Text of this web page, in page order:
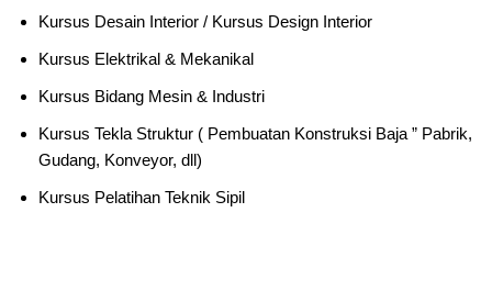
Kursus Desain Interior / Kursus Design Interior
Kursus Elektrikal & Mekanikal
Kursus Bidang Mesin & Industri
Kursus Tekla Struktur ( Pembuatan Konstruksi Baja ” Pabrik,
Gudang, Konveyor, dll)
Kursus Pelatihan Teknik Sipil